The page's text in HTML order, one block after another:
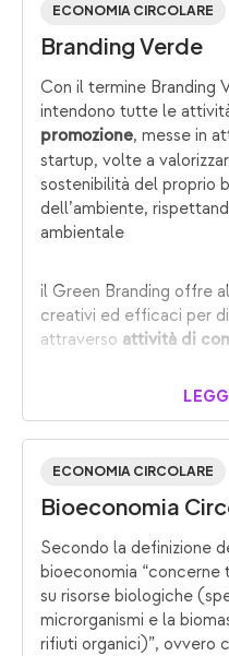
ECONOMIA CIRCOLARE
Branding Verde
Con il termine Branding
intendono tutte le
promozione, messe in
startup, volte a
sostenibilità del proprio
dell’ambiente,
ambientale
il Green Branding offre
creativi ed efficaci per
attraverso attività di
ECONOMIA CIRCOLARE
Bioeconomia
Secondo la definizione
bioeconomia
su risorse biologiche
microrganismi e la
rifiuti organici)”, ovvero